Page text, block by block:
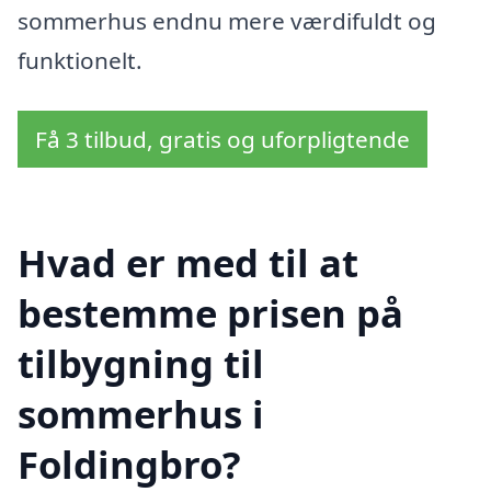
sommerhus endnu mere værdifuldt og
funktionelt.
Få 3 tilbud, gratis og uforpligtende
Hvad er med til at
bestemme prisen på
tilbygning til
sommerhus i
Foldingbro?